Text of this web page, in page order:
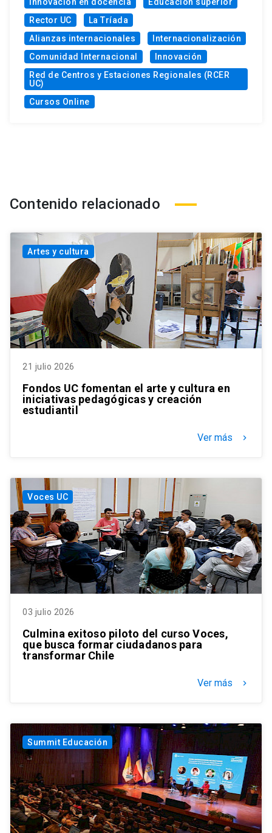
Rector UC
La Tríada
Alianzas internacionales
Internacionalización
Comunidad Internacional
Innovación
Red de Centros y Estaciones Regionales (RCER
UC)
Cursos Online
Contenido relacionado
Artes y cultura
21 julio 2026
Fondos UC fomentan el arte y cultura en
iniciativas pedagógicas y creación
estudiantil
Ver más keyboard_arrow_right
Voces UC
03 julio 2026
Culmina exitoso piloto del curso Voces,
que busca formar ciudadanos para
transformar Chile
Ver más keyboard_arrow_right
Summit Educación